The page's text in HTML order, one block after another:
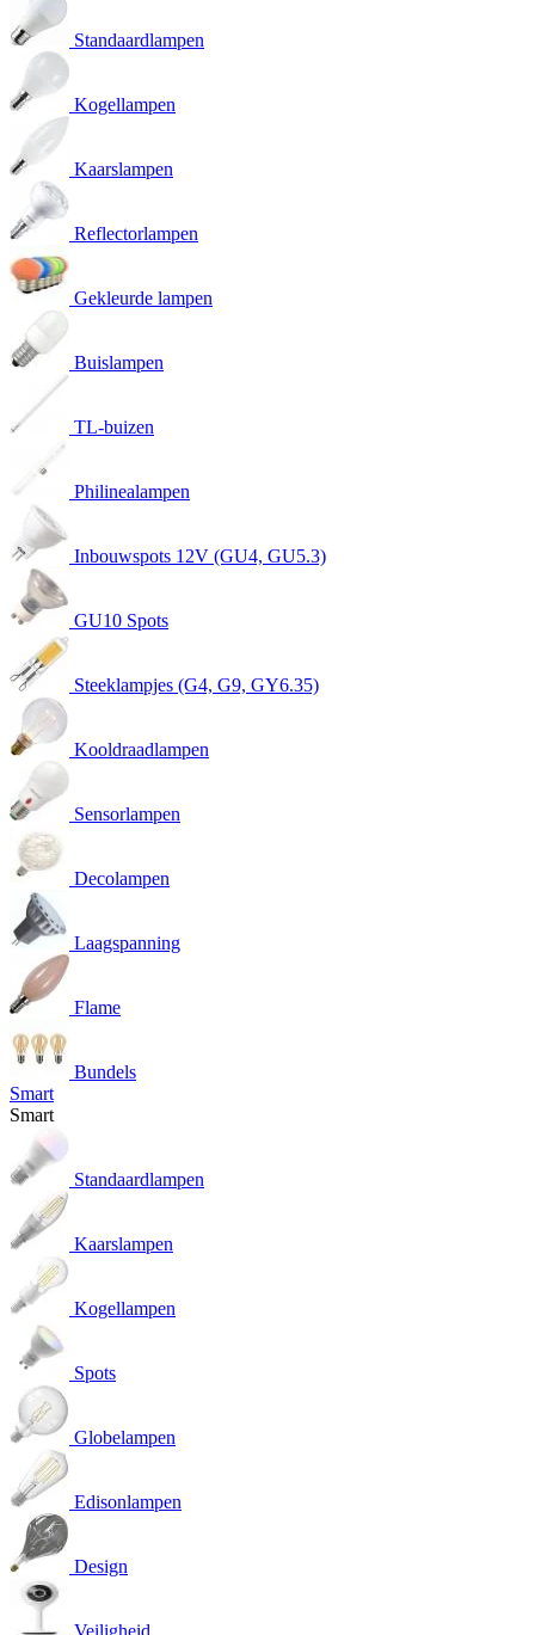
Standaardlampen
Kogellampen
Kaarslampen
Reflectorlampen
Gekleurde lampen
Buislampen
TL-buizen
Philinealampen
Inbouwspots 12V (GU4, GU5.3)
GU10 Spots
Steeklampjes (G4, G9, GY6.35)
Kooldraadlampen
Sensorlampen
Decolampen
Laagspanning
Flame
Bundels
Smart
Smart
Standaardlampen
Kaarslampen
Kogellampen
Spots
Globelampen
Edisonlampen
Design
Veiligheid